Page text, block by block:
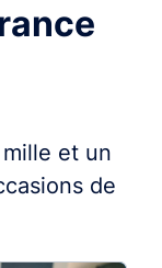
mille et un
de